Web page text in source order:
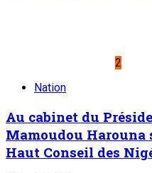
2
Nation
Au cabinet du
Mamoudou Harouna
Haut Conseil des